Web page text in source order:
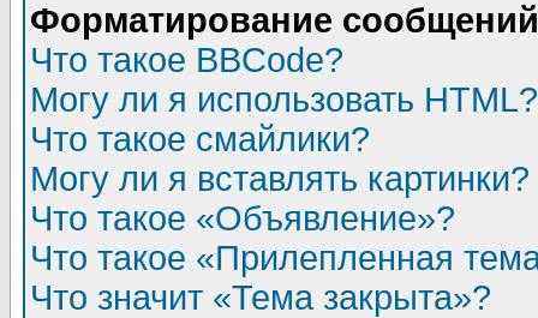
Форматирование
Что такое BBCode?
Могу ли я использовать HTML?
Что такое смайлики?
Могу ли я вставлять картинки?
Что такое «Объявление»?
Что такое «Прилепленная
Что значит «Тема закрыта»?